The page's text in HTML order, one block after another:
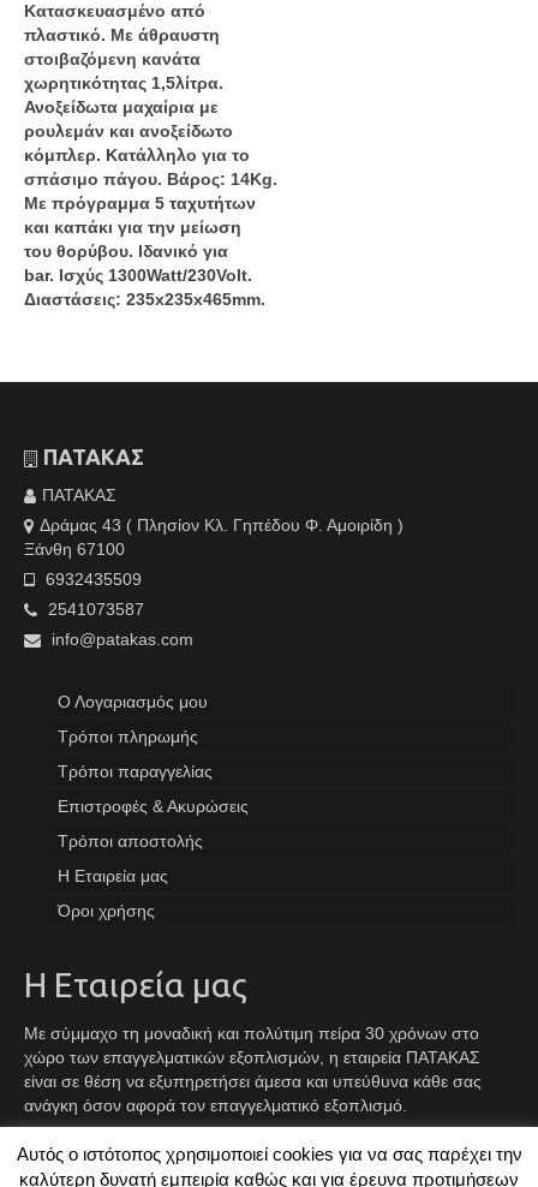
Κατασκευασμένο από
πλαστικό. Με άθραυστη
στοιβαζόμενη κανάτα
χωρητικότητας 1,5λίτρα.
Ανοξείδωτα μαχαίρια με
ρουλεμάν και ανοξείδωτο
κόμπλερ. Κατάλληλο για το
σπάσιμο πάγου. Βάρος: 14Kg.
Με πρόγραμμα 5 ταχυτήτων
και καπάκι για την μείωση
του θορύβου. Ιδανικό για
bar. Ισχύς 1300Watt/230Volt.
Διαστάσεις: 235x235x465mm.
ΠΑΤΑΚΑΣ
ΠΑΤΑΚΑΣ
Δράμας 43 ( Πλησίον Κλ. Γηπέδου Φ. Αμοιρίδη )
Ξάνθη 67100
6932435509
2541073587
info@patakas.com
Ο Λογαριασμός μου
Tρόποι πληρωμής
Τρόποι παραγγελίας
Επιστροφές & Ακυρώσεις
Τρόποι αποστολής
Η Εταιρεία μας
Όροι χρήσης
Η Εταιρεία μας
Με σύμμαχο τη μοναδική και πολύτιμη πείρα 30 χρόνων στο
χώρο των επαγγελματικών εξοπλισμών, η εταιρεία ΠΑΤΑΚΑΣ
είναι σε θέση να εξυπηρετήσει άμεσα και υπεύθυνα κάθε σας
ανάγκη όσον αφορά τον επαγγελματικό εξοπλισμό.
Facebook
Instagram
TikTok
Αυτός ο ιστότοπος χρησιμοποιεί cookies για να σας παρέχει την
καλύτερη δυνατή εμπειρία καθώς και για έρευνα προτιμήσεων